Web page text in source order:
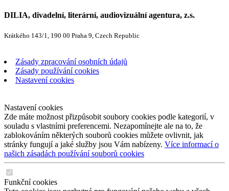
DILIA, divadelní, literární, audiovizuální agentura, z.s.
Krátkého 143/1, 190 00 Praha 9, Czech Republic
Zásady zpracování osobních údajů
Zásady používání cookies
Nastavení cookies
Nastavení cookies
Zde máte možnost přizpůsobit soubory cookies podle kategorií, v
souladu s vlastními preferencemi. Nezapomínejte ale na to, že
zablokováním některých souborů cookies můžete ovlivnit, jak
stránky fungují a jaké služby jsou Vám nabízeny. Více informací o
našich zásadách používání souborů cookies
Funkční cookies